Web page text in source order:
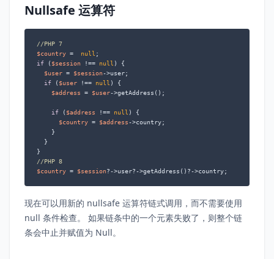
Nullsafe 运算符
//PHP 7
$country = null
if ( $session !== null ) {
$user = $session->user;
if ( $user !== null ) {
$address = $user->getAddress();
if ( $address !== null ) {
$country = $address->country;
    }
  }
//PHP 8
$country = $session?->user?->getAddress()?->country;
现在可以用新的 nullsafe 运算符链式调用，而不需要使用
null 条件检查。 如果链条中的一个元素失败了，则整个链
条会中止并赋值为 Null。